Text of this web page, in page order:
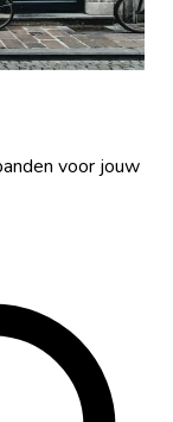
voor jouw